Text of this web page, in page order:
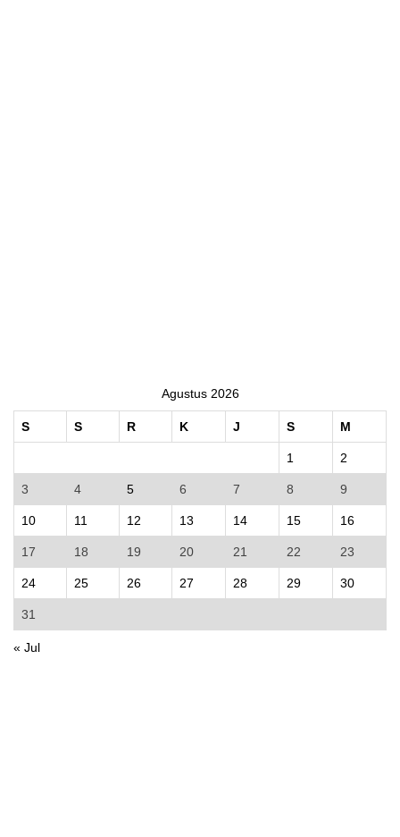
Agustus 2026
S S R K J S M
1 2
3 4 5 6 7 8 9
10 11 12 13 14 15 16
17 18 19 20 21 22 23
24 25 26 27 28 29 30
31
« Jul